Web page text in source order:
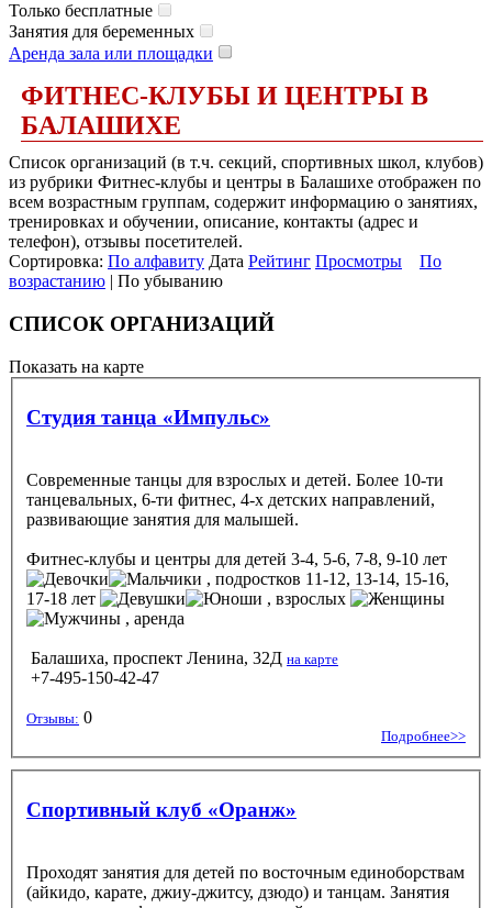
Только бесплатные
Занятия для беременных
Аренда зала или площадки
ФИТНЕС-КЛУБЫ И ЦЕНТРЫ В
БАЛАШИХЕ
Список организаций (в т.ч. секций, спортивных школ, клубов)
из рубрики Фитнес-клубы и центры в Балашихе отображен по
всем возрастным группам, содержит информацию о занятиях,
тренировках и обучении, описание, контакты (адрес и
телефон), отзывы посетителей.
Сортировка: По алфавиту Дата Рейтинг Просмотры
По
возрастанию | По убыванию
СПИСОК ОРГАНИЗАЦИЙ
Показать на карте
Студия танца «Импульс»
Современные танцы для взрослых и детей. Более 10-ти
танцевальных, 6-ти фитнес, 4-х детских направлений,
развивающие занятия для малышей.
Фитнес-клубы и центры для детей 3-4, 5-6, 7-8, 9-10 лет
, подростков 11-12, 13-14, 15-16,
17-18 лет
, взрослых
, аренда
Балашиха, проспект Ленина, 32Д на карте
+7-495-150-42-47
Отзывы: 0
Подробнее>>
Спортивный клуб «Оранж»
Проходят занятия для детей по восточным единоборствам
(айкидо, карате, джиу-джитсу, дзюдо) и танцам. Занятия